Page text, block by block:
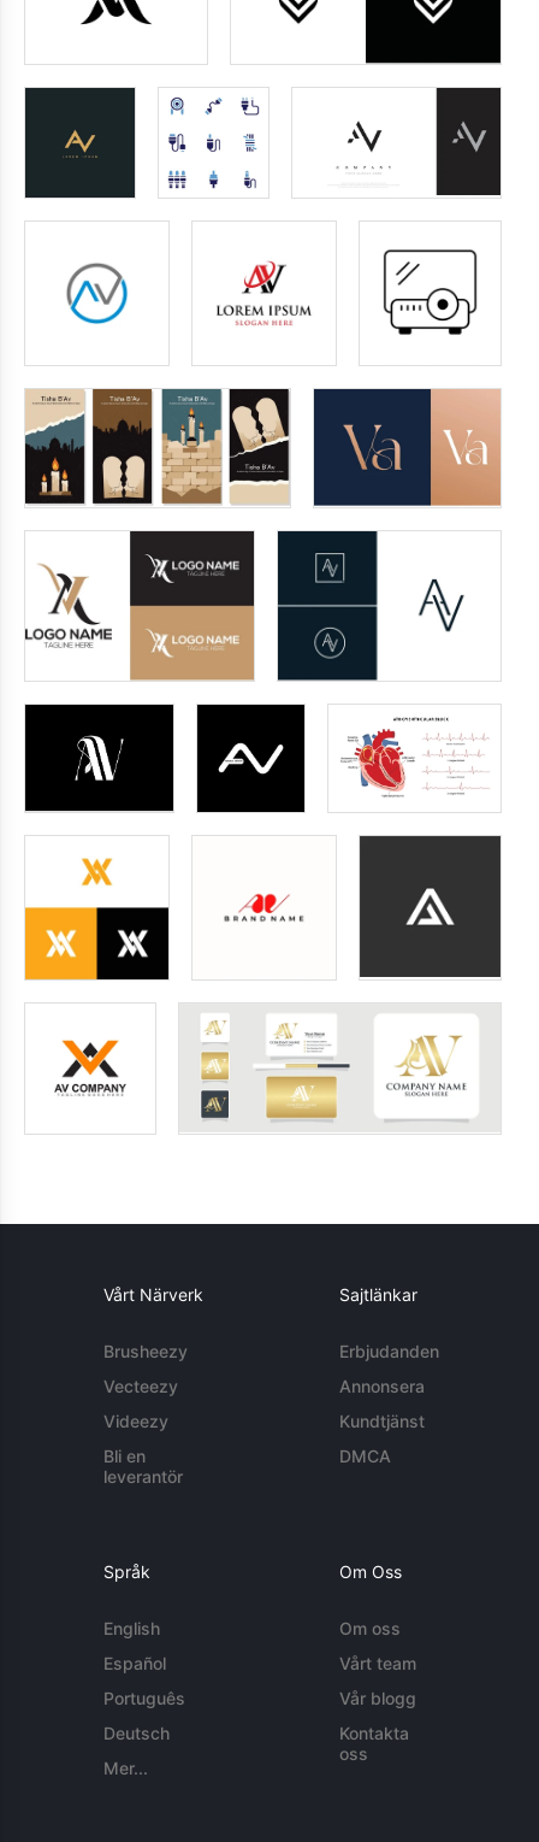
Vårt Närverk
Brusheezy
Vecteezy
Videezy
Bli en
leverantör
Sajtlänkar
Erbjudanden
Annonsera
Kundtjänst
DMCA
Språk
English
Español
Português
Deutsch
Mer...
Om Oss
Om oss
Vårt team
Vår blogg
Kontakta
oss